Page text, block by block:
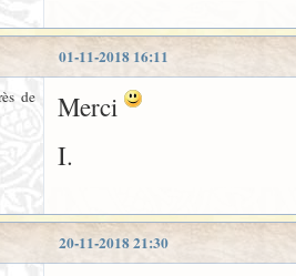
01-11-2018 16:11
de
Merci
I.
20-11-2018 21:30